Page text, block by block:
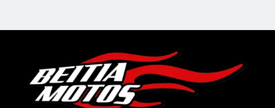
la
de
producto